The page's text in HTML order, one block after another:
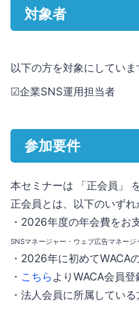
対象者
以下の方を対象にしていま
☑︎企業SNS運用担当者
参加要件
本セミナーは 「正会員」
正会員とは、以下のいずれ
・2026年度の年会費をお
SNSマネージャー・ウェブ広告マネージ
・2026年に初めてWACA
・ こちら よりWACA会員
・法人会員に所属している